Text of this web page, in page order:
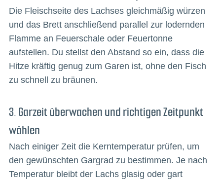
Die Fleischseite des Lachses gleichmäßig würzen
und das Brett anschließend parallel zur lodernden
Flamme an Feuerschale oder Feuertonne
aufstellen. Du stellst den Abstand so ein, dass die
Hitze kräftig genug zum Garen ist, ohne den Fisch
zu schnell zu bräunen.
3. Garzeit überwachen und richtigen Zeitpunkt
wählen
Nach einiger Zeit die Kerntemperatur prüfen, um
den gewünschten Gargrad zu bestimmen. Je nach
Temperatur bleibt der Lachs glasig oder gart